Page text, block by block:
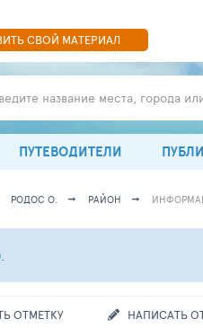
СВОЙ МАТЕРИАЛ
название места, города
ПУТЕВОДИТЕЛИ
РОДОС О. РАЙОН
ОТМЕТКУ НАПИСАТЬ